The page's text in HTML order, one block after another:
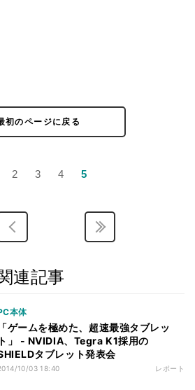
初のページに戻る
2 3 4 5
連記事
本体
「ゲームを極めた、超速最強タブレッ
ト」 - NVIDIA、Tegra K1採用の
タブレット発表会
10/03 18:40 レポート